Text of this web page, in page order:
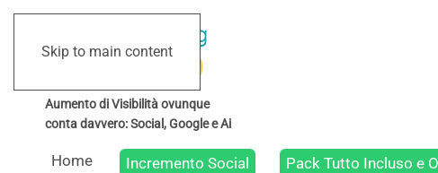
Skip to main content
Home Incremento Social Pack Tutto Incluso e